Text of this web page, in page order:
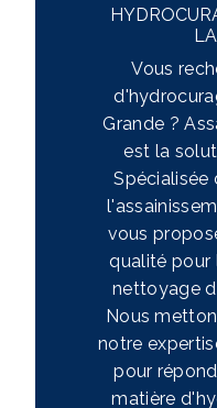
Vous
Grande ?
est la
Spécialisée
vous
qualité pour
nettoyage
Nous
notre
pour
matière